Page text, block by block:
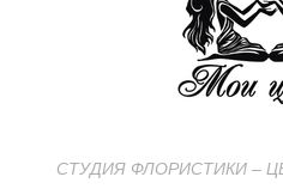
СТУДИЯ ФЛОРИСТИКИ –